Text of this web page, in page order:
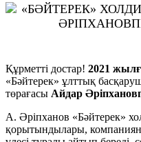
Құрметті достар! 2021
«Бәйтерек» ұлттық
төрағасы Айдар
А. Әріпханов «Бәйтерек»
қорытындылары,